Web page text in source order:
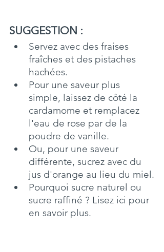
SUGGESTION :
Servez avec des fraises
fraîches et des pistaches
hachées.
Pour une saveur plus
simple, laissez de côté la
cardamome et remplacez
l'eau de rose par de la
poudre de vanille.
Ou, pour une saveur
différente, sucrez avec du
jus d'orange au lieu du miel.
Pourquoi sucre naturel ou
sucre raffiné ? Lisez ici pour
en savoir plus.